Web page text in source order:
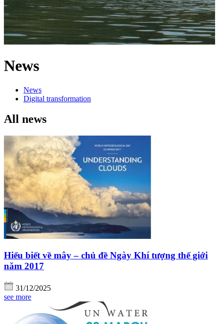
News
News
Digital transformation
All news
Hiểu biết về mây – chủ đề Ngày Khí tượng thế giới
năm 2017
31/12/2025
see more